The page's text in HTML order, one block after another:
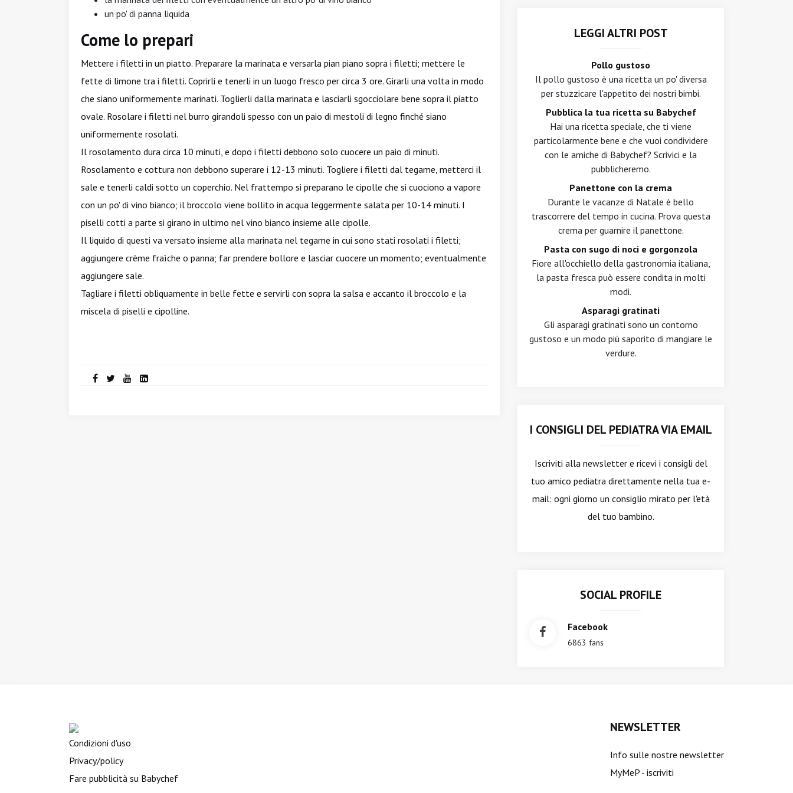
un po' di panna liquida
Come lo prepari
Mettere i filetti in un piatto. Preparare la marinata e versarla pian piano sopra i filetti; mettere le
fette di limone tra i filetti. Coprirli e tenerli in un luogo fresco per circa 3 ore. Girarli una volta in modo
che siano uniformemente marinati. Toglierli dalla marinata e lasciarli sgocciolare bene sopra il piatto
ovale. Rosolare i filetti nel burro girandoli spesso con un paio di mestoli di legno finché siano
uniformemente rosolati.
Il rosolamento dura circa 10 minuti, e dopo i filetti debbono solo cuocere un paio di minuti.
Rosolamento e cottura non debbono superare i 12-13 minuti. Togliere i filetti dal tegame, metterci il
sale e tenerli caldi sotto un coperchio. Nel frattempo si preparano le cipolle che si cuociono a vapore
con un po' di vino bianco; il broccolo viene bollito in acqua leggermente salata per 10-14 minuti. I
piselli cotti a parte si girano in ultimo nel vino bianco insieme alle cipolle.
Il liquido di questi va versato insieme alla marinata nel tegame in cui sono stati rosolati i filetti;
aggiungere crème fraìche o panna; far prendere bollore e lasciar cuocere un momento; eventualmente
aggiungere sale.
Tagliare i filetti obliquamente in belle fette e servirli con sopra la salsa e accanto il broccolo e la
miscela di piselli e cipolline.
LEGGI ALTRI POST
Pollo gustoso
Il pollo gustoso è una ricetta un po' diversa
per stuzzicare l'appetito dei nostri bimbi.
Pubblica la tua ricetta su Babychef
Hai una ricetta speciale, che ti viene
particolarmente bene e che vuoi condividere
con le amiche di Babychef? Scrivici e la
pubblicheremo.
Panettone con la crema
Durante le vacanze di Natale è bello
trascorrere del tempo in cucina. Prova questa
crema per guarnire il panettone.
Pasta con sugo di noci e gorgonzola
Fiore all'occhiello della gastronomia italiana,
la pasta fresca può essere condita in molti
modi.
Asparagi gratinati
Gli asparagi gratinati sono un contorno
gustoso e un modo più saporito di mangiare le
verdure.
I CONSIGLI DEL PEDIATRA VIA EMAIL
Iscriviti alla newslettere ricevi i consigli del
tuo amico pediatra direttamente nella tua e-
mail: ogni giorno un consiglio mirato per l'età
del tuo bambino.
SOCIAL PROFILE
Facebook
6863 fans
Condizioni d'uso
Privacy/policy
Fare pubblicità su Babychef
NEWSLETTER
Info sulle nostre newsletter
MyMeP - iscriviti